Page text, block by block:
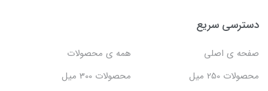
دسترسی سریع
صفحه ی اصلی
همه ی محصولات
محصولات 250 میل
محصولات 300 میل